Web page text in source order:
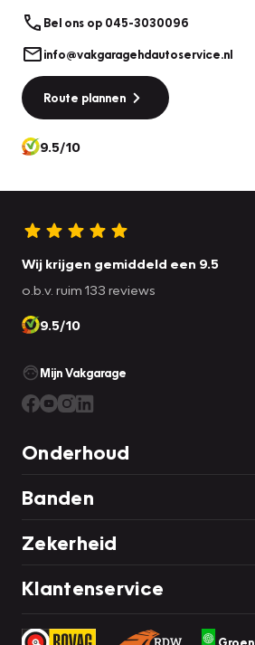
Bel ons op 045-3030096
info@vakgaragehdautoservice.nl
Route plannen
9.5/10
Wij krijgen gemiddeld een 9.5
o.b.v. ruim 133 reviews
9.5/10
Mijn Vakgarage
Onderhoud
Banden
Zekerheid
Klantenservice